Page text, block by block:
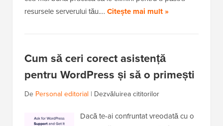
resursele serverului tău.…Citește mai mult »
Cum să ceri corect asistență
pentru WordPress și să o primești
De Personal editorial | Dezvăluirea cititorilor
Dacă te-ai confruntat vreodată cu o